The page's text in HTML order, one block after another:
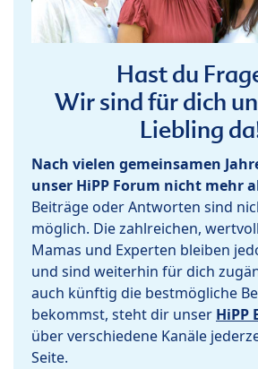
Hast du
Wir sind für dich
Liebling
Nach vielen gemeinsamen
unser HiPP Forum nicht mehr
Beiträge oder Antworten sind
möglich. Die zahlreichen,
Mamas und Experten bleiben
und sind weiterhin für dich
auch künftig die bestmögliche
bekommst, steht dir unser HiPP
über verschiedene Kanäle
Seite.